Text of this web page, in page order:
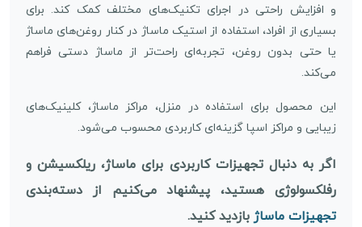
و افزایش راحتی در اجرای تکنیک‌های مختلف کمک کند. برای
بسیاری از افراد، استفاده از استیک ماساژ در کنار روغن‌های ماساژ
یا حتی بدون روغن، تجربه‌ای راحت‌تر از ماساژ دستی فراهم
می‌کند.
این محصول برای استفاده در منزل، مراکز ماساژ، کلینیک‌های
زیبایی و مراکز اسپا گزینه‌ای کاربردی محسوب می‌شود.
اگر به دنبال تجهیزات کاربردی برای ماساژ، ریلکسیشن و
رفلکسولوژی هستید، پیشنهاد می‌کنیم از دسته‌بندی
تجهیزات ماساژبازدید کنید.